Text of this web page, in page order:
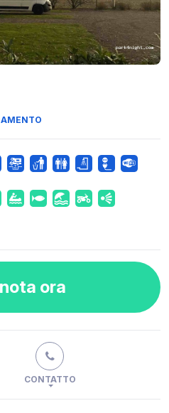
ora
CONTATTO